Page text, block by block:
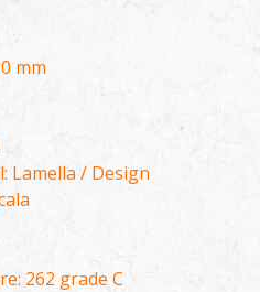
mm
Lamella / Design
262 grade C